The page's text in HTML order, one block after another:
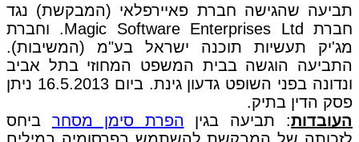
תביעה שהגישה חברת פאיירפלאי (המבקשת) נגד
חברת Magic Software Enterprises Ltd. וחברת
מג'יק תעשיות תוכנה ישראל בע"מ (המשיבות).
התביעה הוגשה בבית המשפט המחוזי בתל אביב
ונדונה בפני השופט גדעון גינת. ביום 16.5.2013 ניתן
פסק הדין בתיק.
העובדות: תביעה בגין הפרת סימן מסחר ביחס